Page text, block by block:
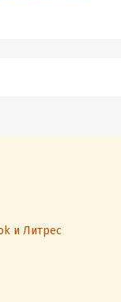
и Литрес